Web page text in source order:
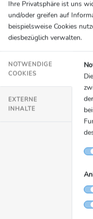
Ein Jahr vor der
Schober und
Ihre Privatsphäre ist uns
und/oder greifen auf
beispielsweise Cookies
diesbezüglich verwalten.
NOTWENDIGE
COOKIES
EXTERNE
INHALTE